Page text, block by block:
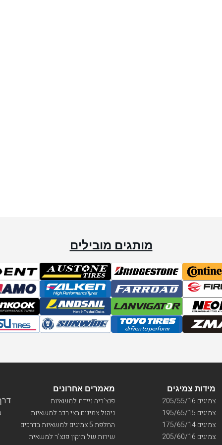
מותגים מובילים
דרך
מאמרים אחרונים
פנצ’ריה ניידת למשאיות
ניהול צמיגים בצי רכב למשאיות
החלפת 5 צמיגים למשאיות בדרכים
שירות של תיקון פנצ’ר למשאית
מידות צמיגים
צמיגים 205/55/16
צמיגים 195/65/15
צמיגים 175/65/14
צמיגים 205/60/16